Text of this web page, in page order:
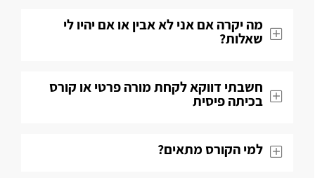
מה יקרה אם אני לא אבין או אם יהיו לי
שאלות​?
חשבתי דווקא לקחת מורה פרטי או קורס
בכיתה פיסית​
למי הקורס מתאים?